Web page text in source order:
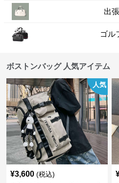
出張
ゴル
ボストンバッグ 人気アイテム
人気
¥3,600 (税込)